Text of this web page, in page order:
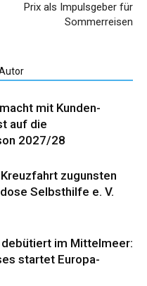
Prix als Impulsgeber für
Sommerreisen
mit Kunden-
auf die
2027/28
zugunsten
Selbsthilfe e. V.
im Mittelmeer:
startet Europa-